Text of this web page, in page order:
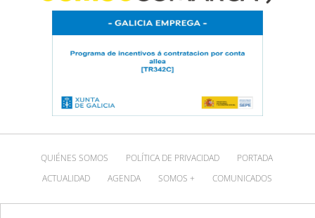
QUIÉNES SOMOS POLÍTICA DE PRIVACIDAD
PORTADA
ACTUALIDAD
AGENDA SOMOS + COMUNICADOS